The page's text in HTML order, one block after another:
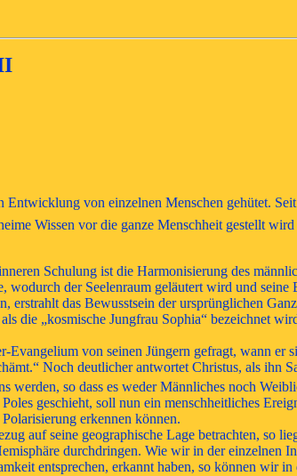
Entwicklung von einzelnen Menschen gehütet.
Wissen vor die ganze Menschheit gestellt
Schulung ist die Harmonisierung des
wodurch der Seelenraum geläutert wird und
erstrahlt das Bewusstsein der ursprünglichen
die „kosmische Jungfrau Sophia“ bezeichnet
Evangelium von seinen Jüngern gefragt, wann er
Noch deutlicher antwortet Christus, als ihn
werden, so dass es weder Männliches noch
geschieht, soll nun ein menschheitliches
erkennen können.
auf seine geographische Lage betrachten, so
durchdringen. Wie wir in der einzelnen
entsprechen, erkannt haben, so können wir